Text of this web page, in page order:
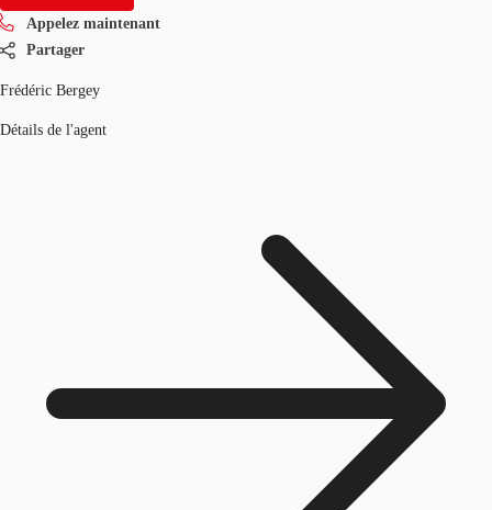
Appelez maintenant
Partager
Frédéric Bergey
Détails de l'agent